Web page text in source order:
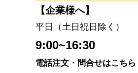
【企業様へ】
平日（土日祝日除く）
9:00~16:30
電話注文・問合せはこちら